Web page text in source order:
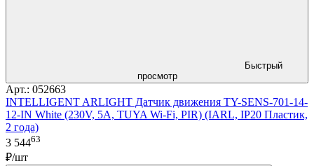
Быстрый
просмотр
Арт.: 052663
INTELLIGENT ARLIGHT Датчик движения TY-SENS-701-14-
12-IN White (230V, 5A, TUYA Wi-Fi, PIR) (IARL, IP20 Пластик,
2 года)
3 54463
₽/шт